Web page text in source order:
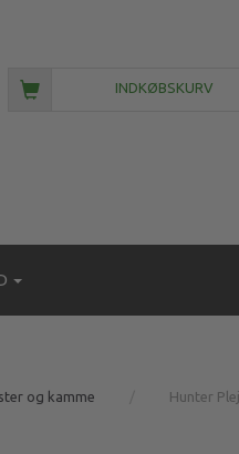
INDKØBSKURV
og kamme Hunter